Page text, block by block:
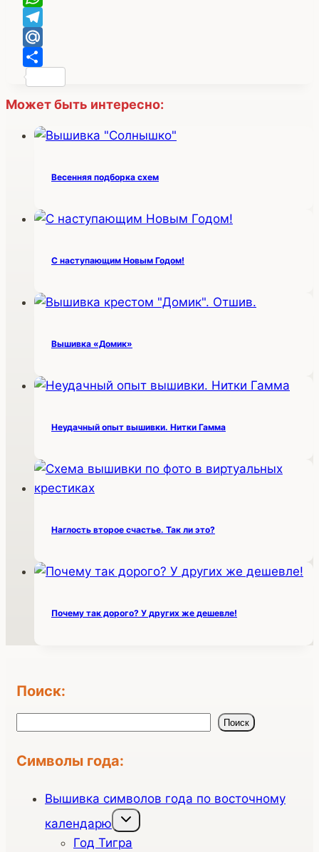
WhatsApp
Telegram
Mail.Ru
Может быть интересно:
Весенняя подборка схем
С наступающим Новым Годом!
Вышивка «Домик»
Неудачный опыт вышивки. Нитки Гамма
Наглость второе счастье. Так ли это?
Почему так дорого? У других же дешевле!
Поиск:
Поиск
Символы года:
Вышивка символов года по восточному
календарю
Переключить
дочернее
Год Тигра